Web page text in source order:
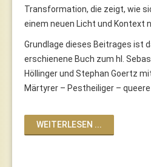
Transformation, die zeigt, wie
einem neuen Licht und Kontext
Grundlage dieses Beitrages ist
erschienene Buch zum hl.
Höllinger und Stephan Goertz
Märtyrer – Pestheiliger – queere
WEITERLESEN ...